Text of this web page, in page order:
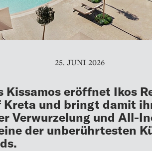
25. JUNI 2026
Kissamos eröffnet Ikos
Kreta und bringt damit
Verwurzelung und All-
der unberührtesten